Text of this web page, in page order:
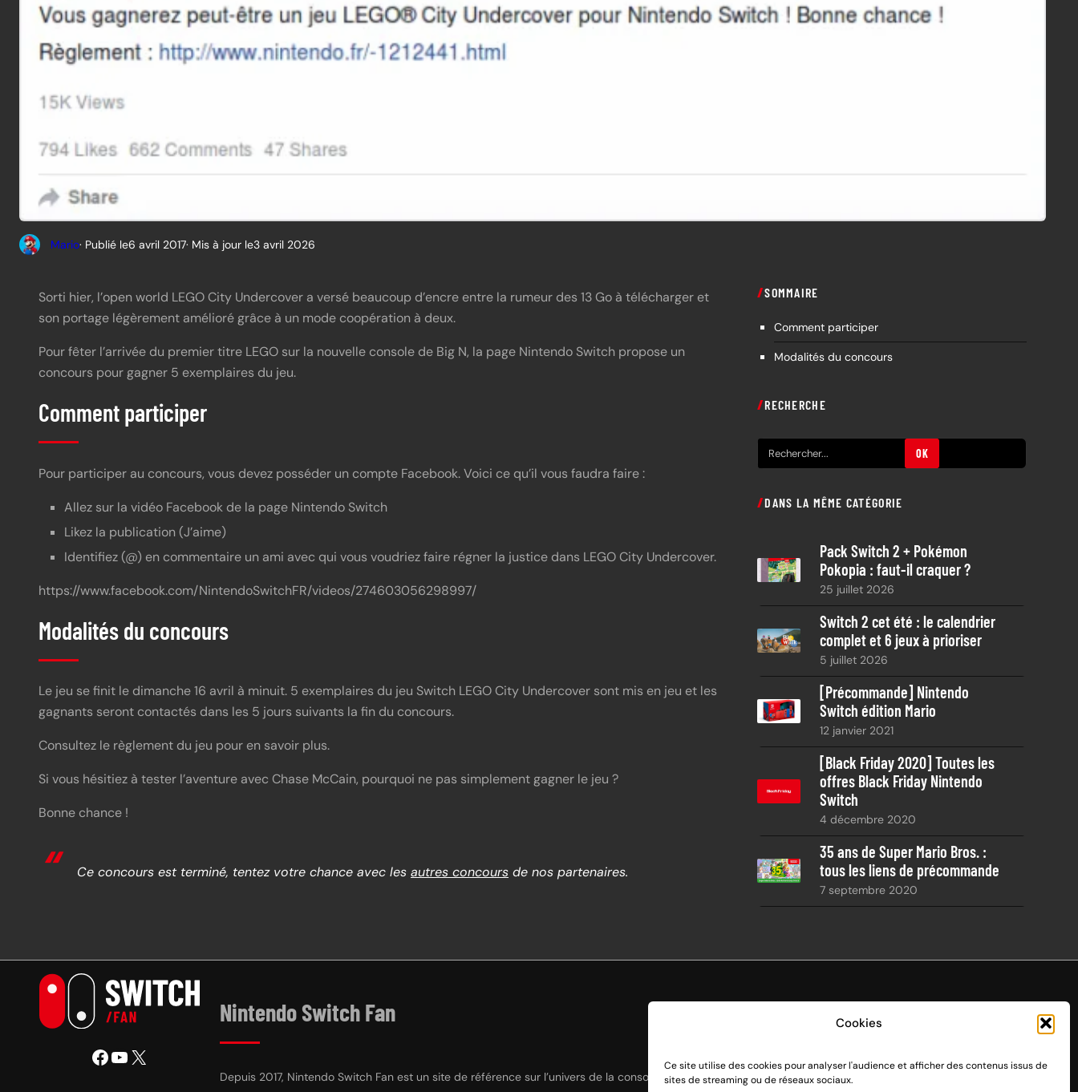
Cookies
Ce site utilise des cookies pour analyser l'audience et afficher des contenus issus de
sites de streaming ou de réseaux sociaux.
Mario· Publié le6 avril 2017· Mis à jour le3 avril 2026
Sorti hier, l’open world LEGO City Undercover a versé beaucoup d’encre entre la rumeur des 13 Go à télécharger et
son portage légèrement amélioré grâce à un mode coopération à deux.
Pour fêter l’arrivée du premier titre LEGO sur la nouvelle console de Big N, la page Nintendo Switch propose un
concours pour gagner 5 exemplaires du jeu.
Comment participer
Pour participer au concours, vous devez posséder un compte Facebook. Voici ce qu’il vous faudra faire :
Allez sur la vidéo Facebook de la page Nintendo Switch
Likez la publication (J’aime)
Identifiez (@) en commentaire un ami avec qui vous voudriez faire régner la justice dans LEGO City Undercover.
https://www.facebook.com/NintendoSwitchFR/videos/274603056298997/
Modalités du concours
Le jeu se finit le dimanche 16 avril à minuit. 5 exemplaires du jeu Switch LEGO City Undercover sont mis en jeu et les
gagnants seront contactés dans les 5 jours suivants la fin du concours.
Consultez le règlement du jeu pour en savoir plus.
Si vous hésitiez à tester l’aventure avec Chase McCain, pourquoi ne pas simplement gagner le jeu ?
Bonne chance !
Ce concours est terminé, tentez votre chance avec les autres concours de nos partenaires.
SOMMAIRE
Comment participer
Modalités du concours
RECHERCHE
e
h
OK
DANS LA MÊME CATÉGORIE
Pack Switch 2 + Pokémon
Pokopia : faut-il craquer ?
25 juillet 2026
Switch 2 cet été : le calendrier
complet et 6 jeux à prioriser
5 juillet 2026
[Précommande] Nintendo
Switch édition Mario
12 janvier 2021
[Black Friday 2020] Toutes les
offres Black Friday Nintendo
Switch
4 décembre 2020
35 ans de Super Mario Bros. :
tous les liens de précommande
7 septembre 2020
Facebook YouTube X
Nintendo Switch Fan
Depuis 2017, Nintendo Switch Fan est un site de référence sur l’univers de la console hybride Nintendo Switch 1 et 2, sortie le 3 mars 2017.